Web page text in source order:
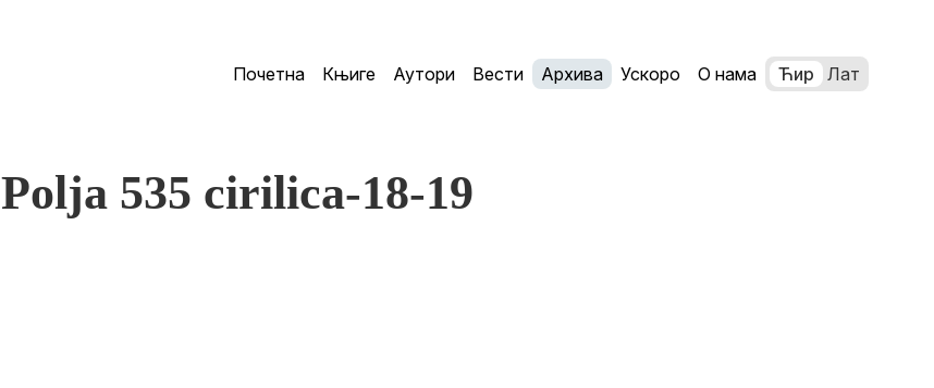
Почетна Књиге Аутори Вести Архива Ускоро О нама Ћир Лат
Polja 535 cirilica-18-19